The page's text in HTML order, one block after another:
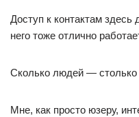
Доступ к контактам здесь
него тоже отлично
Сколько людей —
Мне, как просто юзеру,